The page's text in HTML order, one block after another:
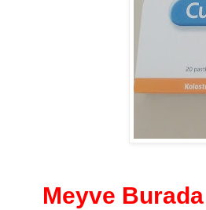
Meyve Burada